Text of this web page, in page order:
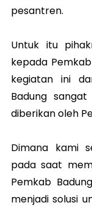
pesantren.
Untuk itu
kepada
kegiatan ini
Badung
diberikan oleh
Dimana kami
pada saat
Pemkab
menjadi solusi